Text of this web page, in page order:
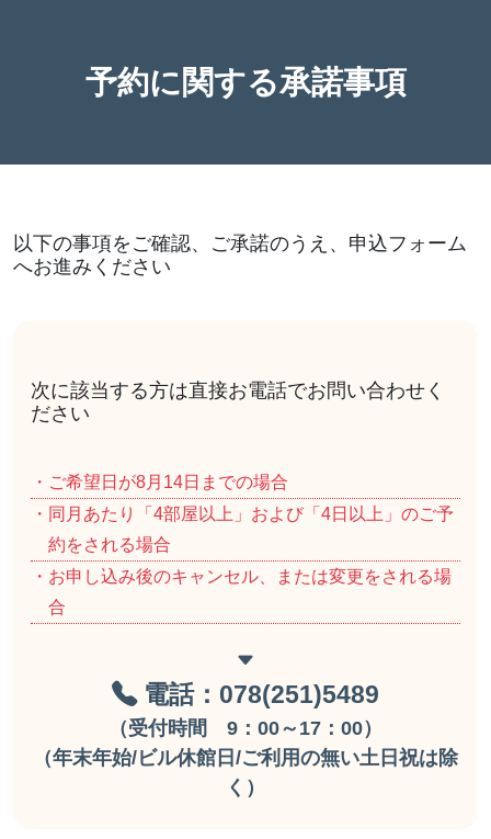
予約に関する承諾事項
以下の事項をご確認、ご承諾のうえ、申込フォーム
へお進みください
次に該当する方は直接お電話でお問い合わせく
ださい
・ご希望日が8月14日までの場合
・同月あたり「4部屋以上」および「4日以上」のご予
約をされる場合
・お申し込み後のキャンセル、または変更をされる場
合
電話：078(251)5489
（受付時間 9：00～17：00）
（年末年始/ビル休館日/ご利用の無い土日祝は除
く）